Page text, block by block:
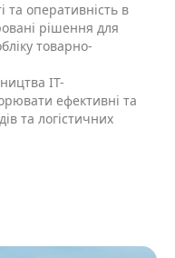
та оперативність в
рішення для
товарно-
ІТ-
ефективні та
та логістичних